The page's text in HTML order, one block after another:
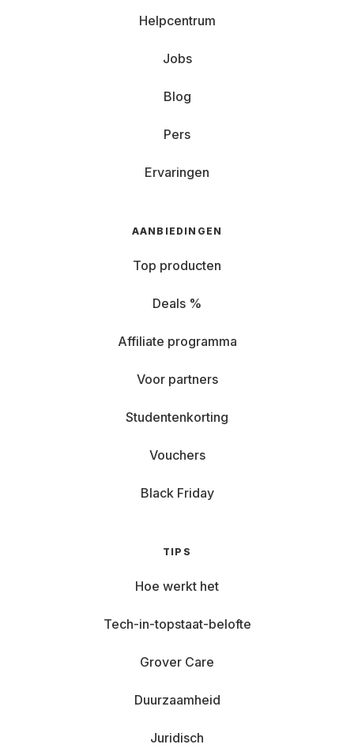
Helpcentrum
Jobs
Blog
Pers
Ervaringen
AANBIEDINGEN
Top producten
Deals %
Affiliate programma
Voor partners
Studentenkorting
Vouchers
Black Friday
TIPS
Hoe werkt het
Tech-in-topstaat-belofte
Grover Care
Duurzaamheid
Juridisch